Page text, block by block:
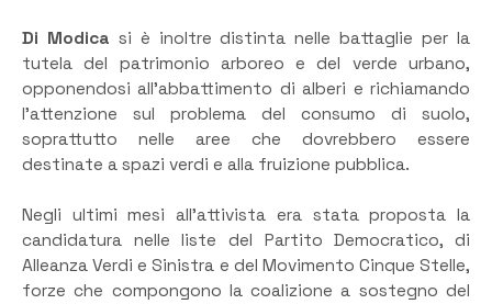
Di Modica si è inoltre distinta nelle battaglie per la
tutela del patrimonio arboreo e del verde urbano,
opponendosi all’abbattimento di alberi e richiamando
l’attenzione sul problema del consumo di suolo,
soprattutto nelle aree che dovrebbero essere
destinate a spazi verdi e alla fruizione pubblica.
Negli ultimi mesi all’attivista era stata proposta la
candidatura nelle liste del Partito Democratico, di
Alleanza Verdi e Sinistra e del Movimento Cinque Stelle,
forze che compongono la coalizione a sostegno del